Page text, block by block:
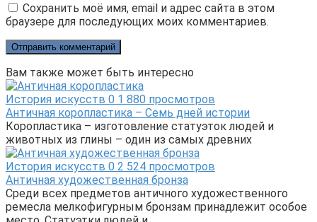
Сохранить моё имя, email и адрес сайта в этом
браузере для последующих моих комментариев.
Вам также может быть интересно
История искусств 0 1 880 просмотров
Античная коропластика – Семь дней истории
Коропластика – изготовление статуэток людей и
животных из глины – один из самых древних
История искусств 0 2 524 просмотров
Античная художественная бронза
Среди всех предметов античного художественного
ремесла мелкофигурным бронзам принадлежит особое